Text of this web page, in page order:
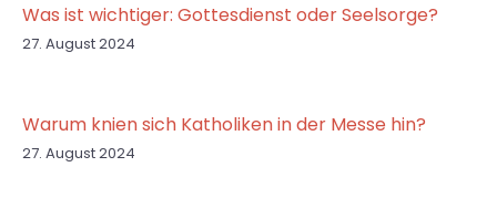
Was ist wichtiger: Gottesdienst oder Seelsorge?
27. August 2024
Warum knien sich Katholiken in der Messe hin?
27. August 2024